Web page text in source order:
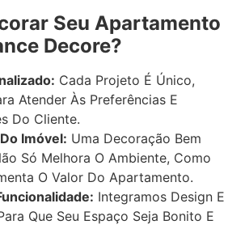
Seu Apartamento
Decore?
Cada Projeto É Único,
Atender Às Preferências E
Do Cliente.
Imóvel: Uma Decoração Bem
Só Melhora O Ambiente, Como
O Valor Do Apartamento.
Integramos Design E
Que Seu Espaço Seja Bonito E